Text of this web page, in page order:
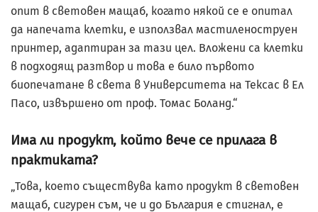
опит в световен мащаб, когато някой се е опитал
да напечата клетки, е използвал мастиленоструен
принтер, адаптиран за тази цел. Вложени са клетки
в подходящ разтвор и това е било първото
биопечатане в света в Университета на Тексас в Ел
Пасо, извършено от проф. Томас Боланд.“
Има ли продукт, който вече се прилага в
практиката?
„Това, което съществува като продукт в световен
мащаб, сигурен съм, че и до България е стигнал, е